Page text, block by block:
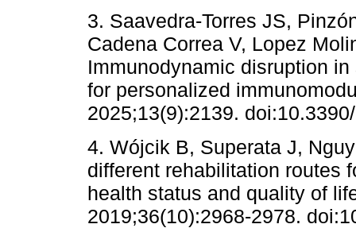
3. Saavedra-Torres JS,
Cadena Correa V, Lopez
Immunodynamic disruption
for personalized
2025;13(9):2139.
4. Wójcik B, Superata J,
different rehabilitation routes
health status and quality of
2019;36(10):2968-2978.